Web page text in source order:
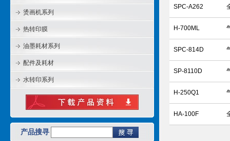
烫画机系列
热转印膜
油墨耗材系列
配件及耗材
水转印系列
产品搜寻
SPC-A262
H-700ML
SPC-814D
SP-8110D
H-250Q1
HA-100F